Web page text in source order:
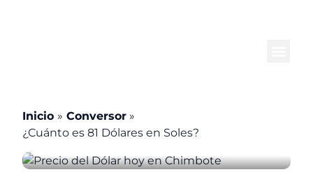
Inicio
Conversor
¿Cuánto es 81 Dólares en Soles?